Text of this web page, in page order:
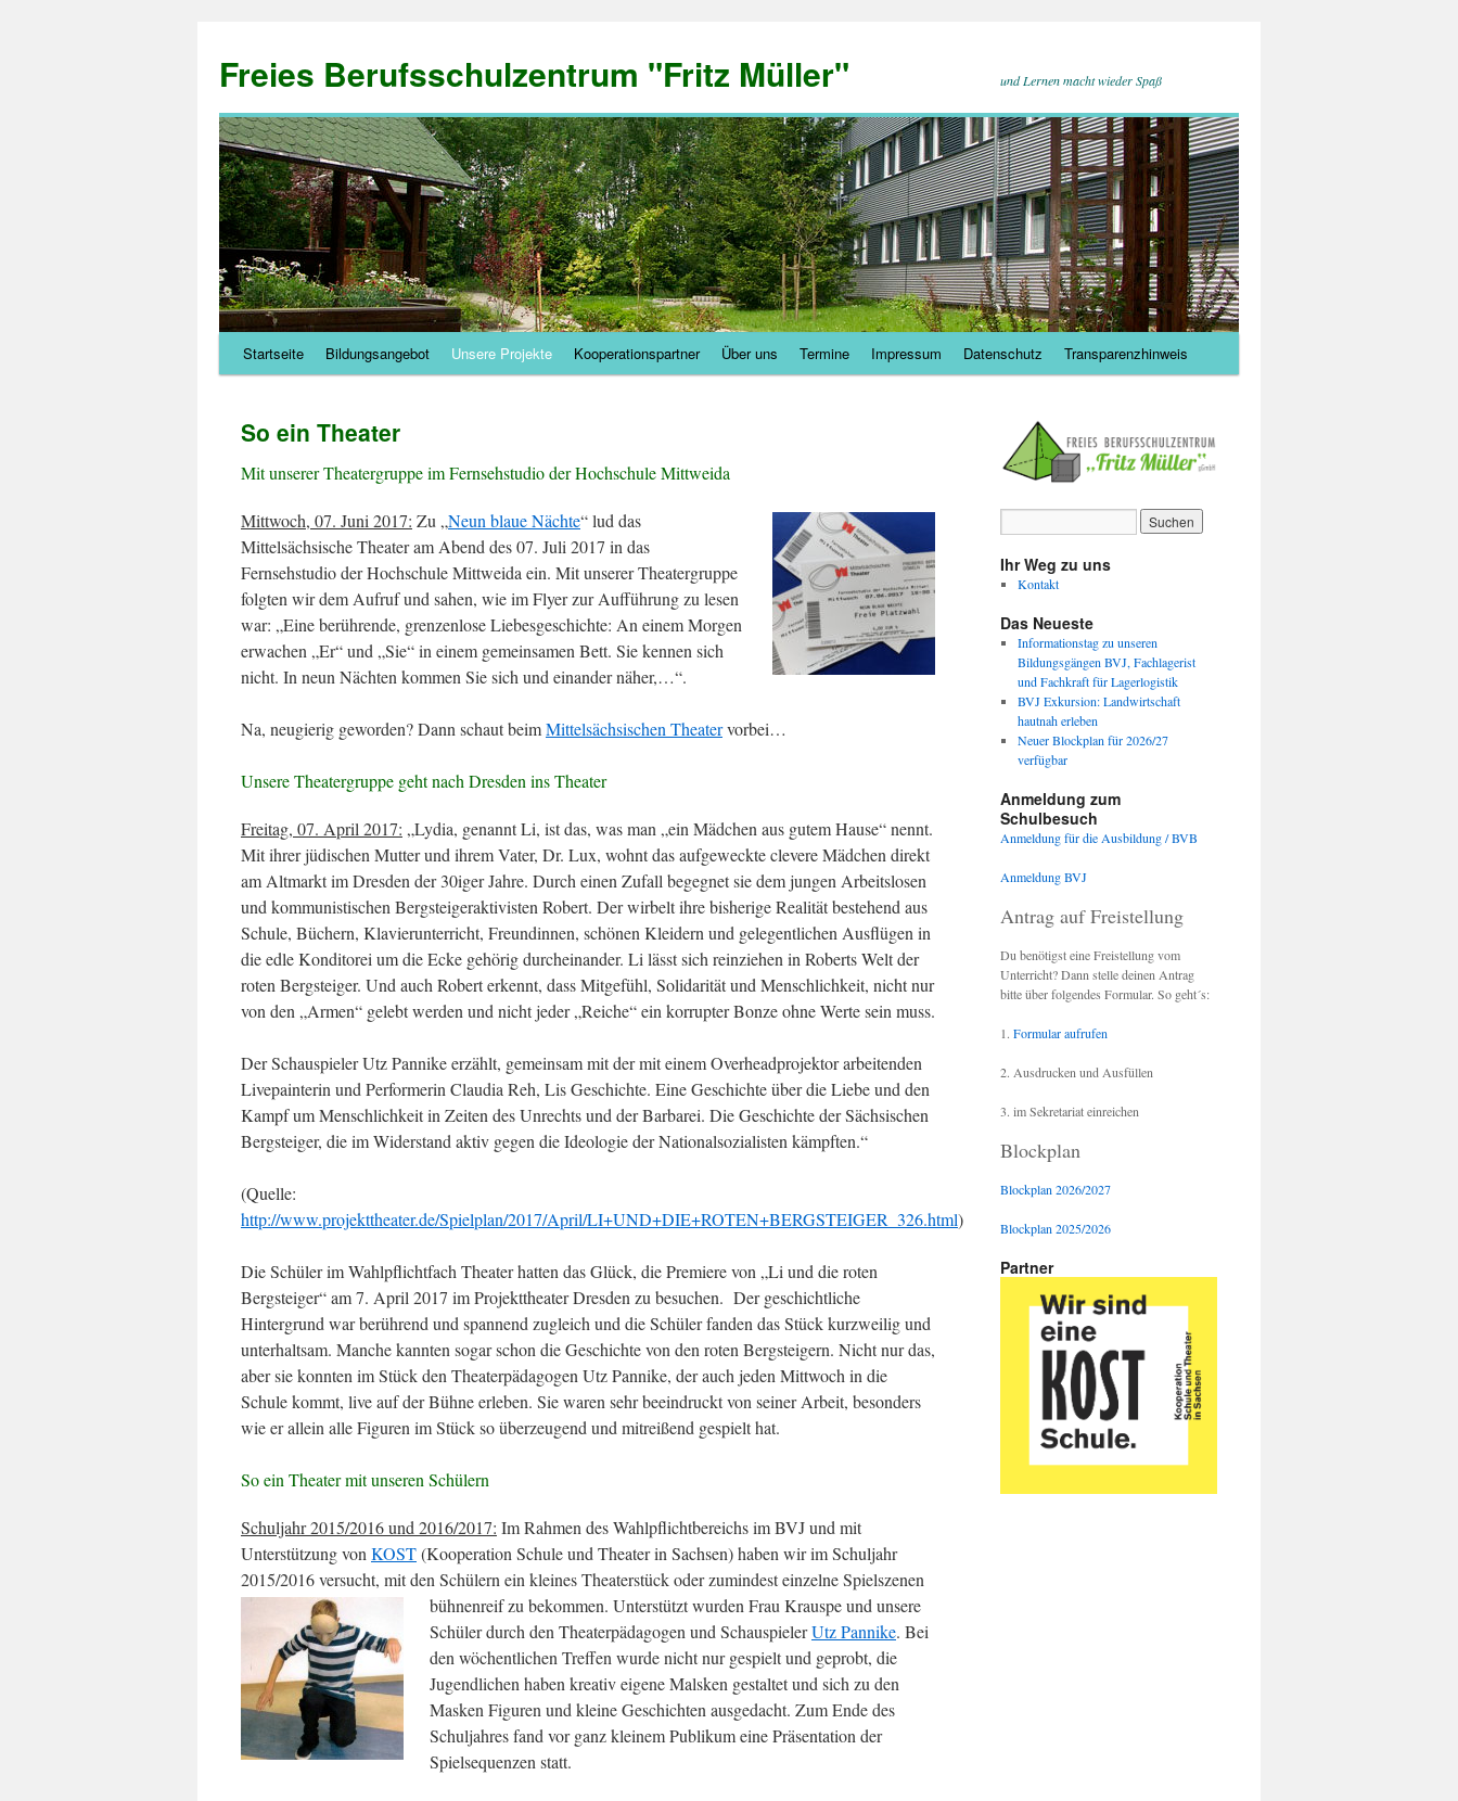
springen
Freies Berufsschulzentrum "Fritz Müller" und Lernen macht wieder Spaß
Startseite Bildungsangebot Unsere Projekte Kooperationspartner Über uns Termine Impressum Datenschutz Transparenzhinweis
So ein Theater
Mit unserer Theatergruppe im Fernsehstudio der Hochschule Mittweida
Mittwoch, 07. Juni 2017: Zu „Neun blaue Nächte“ lud das
Mittelsächsische Theater am Abend des 07. Juli 2017 in das
Fernsehstudio der Hochschule Mittweida ein. Mit unserer Theatergruppe
folgten wir dem Aufruf und sahen, wie im Flyer zur Aufführung zu lesen
war: „Eine berührende, grenzenlose Liebesgeschichte: An einem Morgen
erwachen „Er“ und „Sie“ in einem gemeinsamen Bett. Sie kennen sich
nicht. In neun Nächten kommen Sie sich und einander näher,…“.
Na, neugierig geworden? Dann schaut beimMittelsächsischen Theatervorbei…
Unsere Theatergruppe geht nach Dresden ins Theater
Freitag, 07. April 2017: „Lydia, genannt Li, ist das, was man „ein Mädchen aus gutem Hause“ nennt.
Mit ihrer jüdischen Mutter und ihrem Vater, Dr. Lux, wohnt das aufgeweckte clevere Mädchen direkt
am Altmarkt im Dresden der 30iger Jahre. Durch einen Zufall begegnet sie dem jungen Arbeitslosen
und kommunistischen Bergsteigeraktivisten Robert. Der wirbelt ihre bisherige Realität bestehend aus
Schule, Büchern, Klavierunterricht, Freundinnen, schönen Kleidern und gelegentlichen Ausflügen in
die edle Konditorei um die Ecke gehörig durcheinander. Li lässt sich reinziehen in Roberts Welt der
roten Bergsteiger. Und auch Robert erkennt, dass Mitgefühl, Solidarität und Menschlichkeit, nicht nur
von den „Armen“ gelebt werden und nicht jeder „Reiche“ ein korrupter Bonze ohne Werte sein muss.
Der Schauspieler Utz Pannike erzählt, gemeinsam mit der mit einem Overheadprojektor arbeitenden
Livepainterin und Performerin Claudia Reh, Lis Geschichte. Eine Geschichte über die Liebe und den
Kampf um Menschlichkeit in Zeiten des Unrechts und der Barbarei. Die Geschichte der Sächsischen
Bergsteiger, die im Widerstand aktiv gegen die Ideologie der Nationalsozialisten kämpften.“
(Quelle:
http://www.projekttheater.de/Spielplan/2017/April/LI+UND+DIE+ROTEN+BERGSTEIGER_326.html)
Die Schüler im Wahlpflichtfach Theater hatten das Glück, die Premiere von „Li und die roten
Bergsteiger“ am 7. April 2017 im Projekttheater Dresden zu besuchen. Der geschichtliche
Hintergrund war berührend und spannend zugleich und die Schüler fanden das Stück kurzweilig und
unterhaltsam. Manche kannten sogar schon die Geschichte von den roten Bergsteigern. Nicht nur das,
aber sie konnten im Stück den Theaterpädagogen Utz Pannike, der auch jeden Mittwoch in die
Schule kommt, live auf der Bühne erleben. Sie waren sehr beeindruckt von seiner Arbeit, besonders
wie er allein alle Figuren im Stück so überzeugend und mitreißend gespielt hat.
So ein Theater mit unseren Schülern
Schuljahr 2015/2016 und 2016/2017: Im Rahmen des Wahlpflichtbereichs im BVJ und mit
Unterstützung von KOST(Kooperation Schule und Theater in Sachsen) haben wir im Schuljahr
2015/2016 versucht, mit den Schülern ein kleines Theaterstück oder zumindest einzelne Spielszenen
bühnenreif zu bekommen. Unterstützt wurden Frau Krauspe und unsere
Schüler durch den Theaterpädagogen und SchauspielerUtz Pannike. Bei
den wöchentlichen Treffen wurde nicht nur gespielt und geprobt, die
Jugendlichen haben kreativ eigene Malsken gestaltet und sich zu den
Masken Figuren und kleine Geschichten ausgedacht. Zum Ende des
Schuljahres fand vor ganz kleinem Publikum eine Präsentation der
Spielsequenzen statt.
Ihr Weg zu uns
Kontakt
Das Neueste
Informationstag zu unseren
Bildungsgängen BVJ, Fachlagerist
und Fachkraft für Lagerlogistik
BVJ Exkursion: Landwirtschaft
hautnah erleben
Neuer Blockplan für 2026/27
verfügbar
Anmeldung zum
Schulbesuch
Anmeldung für die Ausbildung / BVB
Anmeldung BVJ
Antrag auf Freistellung
Du benötigst eine Freistellung vom
Unterricht? Dann stelle deinen Antrag
bitte über folgendes Formular. So geht´s:
1. Formular aufrufen
2. Ausdrucken und Ausfüllen
3. im Sekretariat einreichen
Blockplan
Blockplan 2026/2027
Blockplan 2025/2026
Partner